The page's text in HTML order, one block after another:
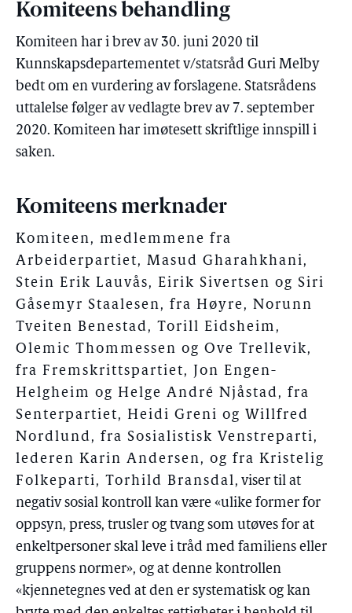
Komiteens behandling
Komiteen har i brev av 30. juni 2020 til
Kunnskapsdepartementet v/statsråd Guri Melby
bedt om en vurdering av forslagene. Statsrådens
uttalelse følger av vedlagte brev av 7. september
2020. Komiteen har imøtesett skriftlige innspill i
saken.
Komiteens merknader
Komiteen, medlemmene fra
Arbeiderpartiet, Masud Gharahkhani,
Stein Erik Lauvås, Eirik Sivertsen og Siri
Gåsemyr Staalesen, fra Høyre, Norunn
Tveiten Benestad, Torill Eidsheim,
Olemic Thommessen og Ove Trellevik,
fra Fremskrittspartiet, Jon Engen-
Helgheim og Helge André Njåstad, fra
Senterpartiet, Heidi Greni og Willfred
Nordlund, fra Sosialistisk Venstreparti,
lederen Karin Andersen, og fra Kristelig
Folkeparti, Torhild Bransdal, viser til at
negativ sosial kontroll kan være «ulike former for
oppsyn, press, trusler og tvang som utøves for at
enkeltpersoner skal leve i tråd med familiens eller
gruppens normer», og at denne kontrollen
«kjennetegnes ved at den er systematisk og kan